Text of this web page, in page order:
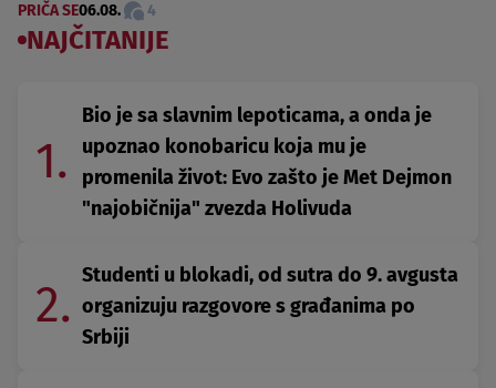
PRIČA SE06.08. 4
NAJČITANIJE
1.
Bio je sa slavnim lepoticama, a onda je
upoznao konobaricu koja mu je
promenila život: Evo zašto je Met Dejmon
"najobičnija" zvezda Holivuda
2.
Studenti u blokadi, od sutra do 9. avgusta
organizuju razgovore s građanima po
Srbiji